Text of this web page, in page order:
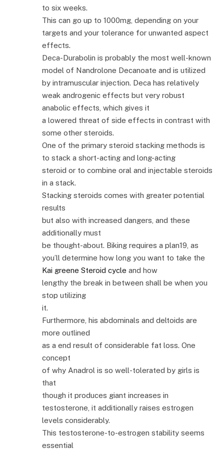
to six weeks.
This can go up to 1000mg, depending on your
targets and your tolerance for unwanted aspect
effects.
Deca-Durabolin is probably the most well-known
model of Nandrolone Decanoate and is utilized
by intramuscular injection. Deca has relatively
weak androgenic effects but very robust
anabolic effects, which gives it
a lowered threat of side effects in contrast with
some other steroids.
One of the primary steroid stacking methods is
to stack a short-acting and long-acting
steroid or to combine oral and injectable steroids
in a stack.
Stacking steroids comes with greater potential
results
but also with increased dangers, and these
additionally must
be thought-about. Biking requires a plan19, as
you’ll determine how long you want to take the
Kai greene Steroid cycle and how
lengthy the break in between shall be when you
stop utilizing
it.
Furthermore, his abdominals and deltoids are
more outlined
as a end result of considerable fat loss. One
concept
of why Anadrol is so well-tolerated by girls is
that
though it produces giant increases in
testosterone, it additionally raises estrogen
levels considerably.
This testosterone-to-estrogen stability seems
essential